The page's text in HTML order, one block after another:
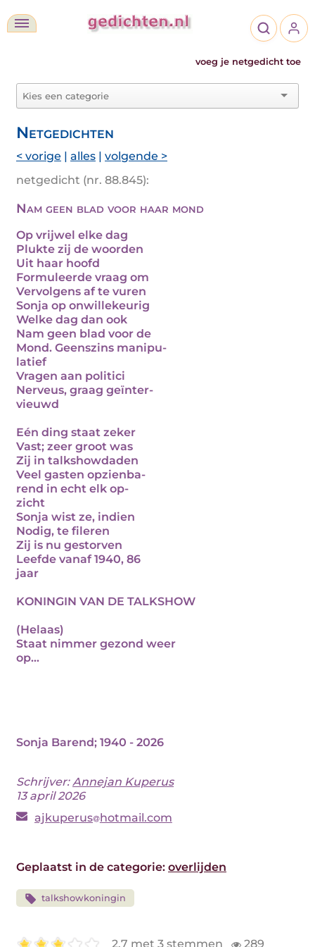
voeg je netgedicht toe
Netgedichten
< vorige | alles | volgende >
netgedicht (nr. 88.845):
Nam geen blad voor haar mond
Op vrijwel elke dag
Plukte zij de woorden
Uit haar hoofd
Formuleerde vraag om
Vervolgens af te vuren
Sonja op onwillekeurig
Welke dag dan ook
Nam geen blad voor de
Mond. Geenszins manipu-
latief
Vragen aan politici
Nerveus, graag geïnter-
vieuwd
Eén ding staat zeker
Vast; zeer groot was
Zij in talkshowdaden
Veel gasten opzienba-
rend in echt elk op-
zicht
Sonja wist ze, indien
Nodig, te fileren
Zij is nu gestorven
Leefde vanaf 1940, 86
jaar
KONINGIN VAN DE TALKSHOW
(Helaas)
Staat nimmer gezond weer
op...
Sonja Barend; 1940 - 2026
Schrijver:Annejan Kuperus
13 april 2026
ajkuperus hotmail.com
Geplaatst in de categorie: overlijden
talkshowkoningin
2.7 met 3 stemmen 289